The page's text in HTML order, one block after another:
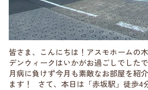
皆さま、こんにちは！アスモホーム
デンウィークはいかがお過ごしでした
月病に負けず今月も素敵なお部屋を紹
ます！ さて、本日は「赤坂駅」徒歩